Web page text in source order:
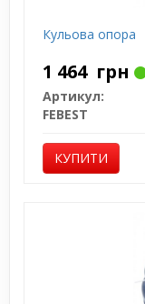
Кульова опора
1 464 грн
Артикул:
FEBEST
КУПИТИ